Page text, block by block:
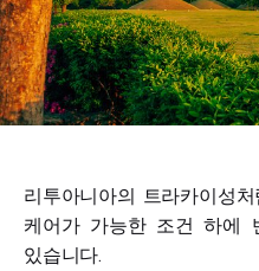
리투아니아의 트라카이성
케어가 가능한 조건 하에
있습니다.